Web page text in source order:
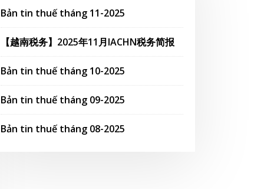
Bản tin thuế tháng 11-2025
【越南税务】2025年11月IACHN税务简报
Bản tin thuế tháng 10-2025
Bản tin thuế tháng 09-2025
Bản tin thuế tháng 08-2025